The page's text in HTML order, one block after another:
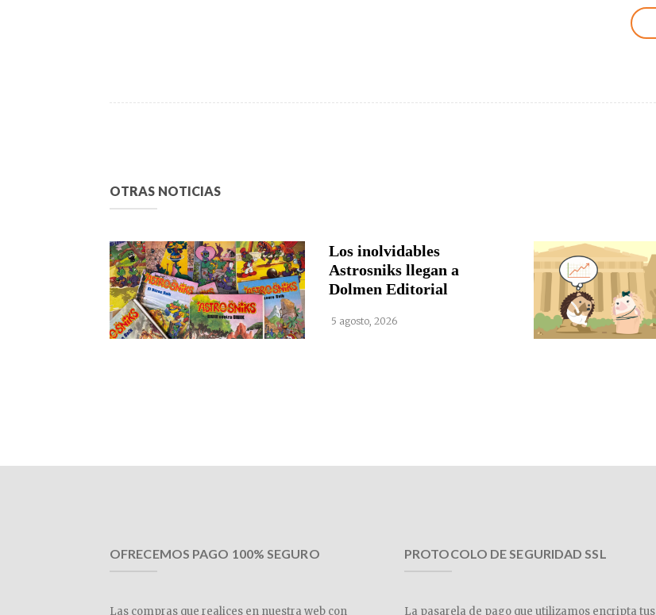
OTRAS NOTICIAS
Los inolvidables
Astrosniks llegan a
Dolmen Editorial
5 agosto, 2026
OFRECEMOS PAGO 100% SEGURO
Las compras que realices en nuestra web con
PROTOCOLO DE SEGURIDAD SSL
La pasarela de pago que utilizamos encripta tus